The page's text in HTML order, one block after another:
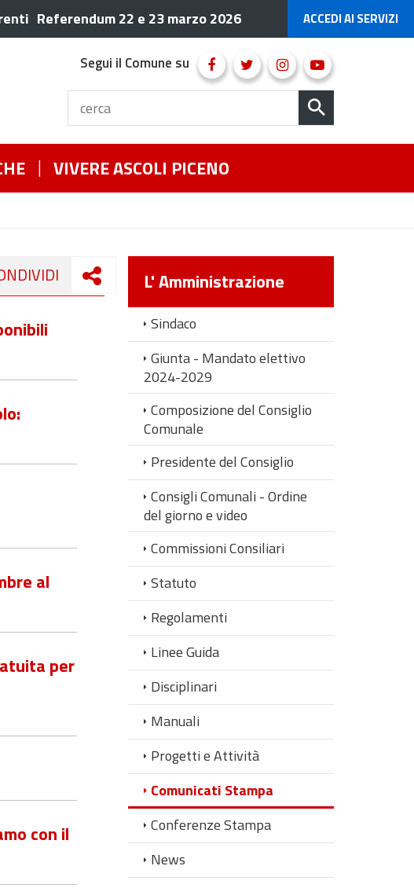
Referendum 22 e 23 marzo 2026 ACCEDI AI SERVIZI
Segui il Comune su
VIVERE ASCOLI PICENO
al
per
con il
L' Amministrazione
Sindaco
Giunta - Mandato elettivo
2024-2029
Composizione del Consiglio
Comunale
Presidente del Consiglio
Consigli Comunali - Ordine
del giorno e video
Commissioni Consiliari
Statuto
Regolamenti
Linee Guida
Disciplinari
Manuali
Progetti e Attività
Comunicati Stampa
Conferenze Stampa
News